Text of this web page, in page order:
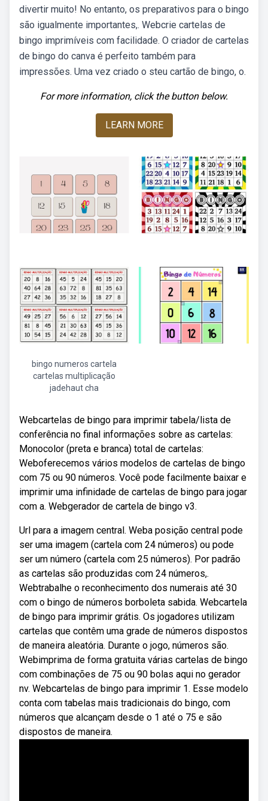
divertir muito! No entanto, os preparativos para o bingo
são igualmente importantes,. Webcrie cartelas de
bingo imprimíveis com facilidade. O criador de cartelas
de bingo do canva é perfeito também para
impressões. Uma vez criado o steu cartão de bingo, o.
For more information, click the button below.
LEARN MORE
bingo numeros cartela
cartelas multiplicação
jadehaut cha
Webcartelas de bingo para imprimir tabela/lista de
conferência no final informações sobre as cartelas:
Monocolor (preta e branca) total de cartelas:
Weboferecemos vários modelos de cartelas de bingo
com 75 ou 90 números. Você pode facilmente baixar e
imprimir uma infinidade de cartelas de bingo para jogar
com a. Webgerador de cartela de bingo v3.
Url para a imagem central. Weba posição central pode
ser uma imagem (cartela com 24 números) ou pode
ser um número (cartela com 25 números). Por padrão
as cartelas são produzidas com 24 números,.
Webtrabalhe o reconhecimento dos numerais até 30
com o bingo de números borboleta sabida. Webcartela
de bingo para imprimir grátis. Os jogadores utilizam
cartelas que contêm uma grade de números dispostos
de maneira aleatória. Durante o jogo, números são.
Webimprima de forma gratuita várias cartelas de bingo
com combinações de 75 ou 90 bolas aqui no gerador
nv. Webcartelas de bingo para imprimir 1. Esse modelo
conta com tabelas mais tradicionais do bingo, com
números que alcançam desde o 1 até o 75 e são
dispostos de maneira.